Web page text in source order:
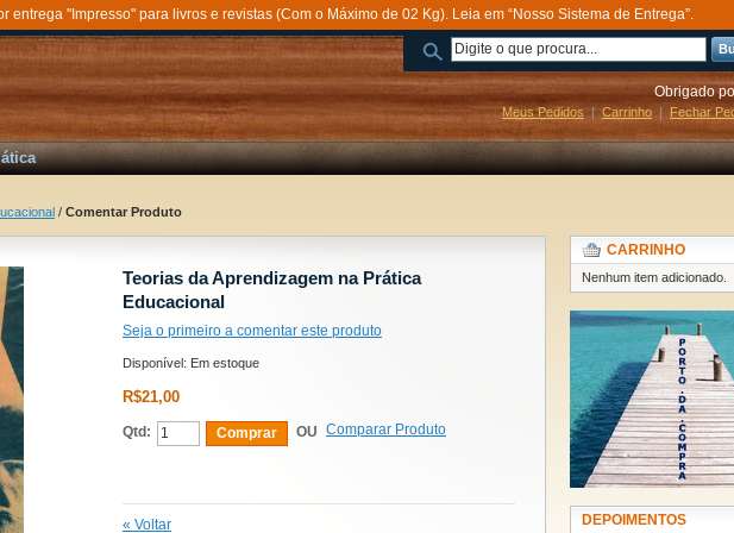
entrega "Impresso" para livros e revistas (Com o Máximo de 02 Kg). Leia em “Nosso Sistema de Entrega”.
Obrigado
Meus Pedidos Carrinho Fechar
/ Comentar Produto
Teorias da Aprendizagem na Prática
Educacional
Seja o primeiro a comentar este produto
Disponível: Em estoque
R$21,00
Qtd: Comprar OU Comparar Produto
« Voltar
CARRINHO
Nenhum item adicionado.
DEPOIMENTOS